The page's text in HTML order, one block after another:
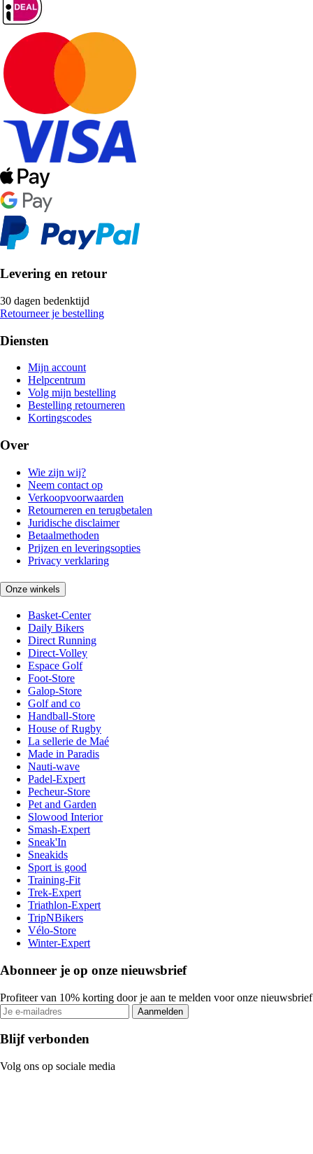
Levering en retour
30 dagen bedenktijd
Retourneer je bestelling
Diensten
Mijn account
Helpcentrum
Volg mijn bestelling
Bestelling retourneren
Kortingscodes
Over
Wie zijn wij?
Neem contact op
Verkoopvoorwaarden
Retourneren en terugbetalen
Juridische disclaimer
Betaalmethoden
Prijzen en leveringsopties
Privacy verklaring
Onze winkels
Basket-Center
Daily Bikers
Direct Running
Direct-Volley
Espace Golf
Foot-Store
Galop-Store
Golf and co
Handball-Store
House of Rugby
La sellerie de Maé
Made in Paradis
Nauti-wave
Padel-Expert
Pecheur-Store
Pet and Garden
Slowood Interior
Smash-Expert
Sneak'In
Sneakids
Sport is good
Training-Fit
Trek-Expert
Triathlon-Expert
TripNBikers
Vélo-Store
Winter-Expert
Abonneer je op onze nieuwsbrief
Profiteer van 10% korting door je aan te melden voor onze nieuwsbrief
Aanmelden
Blijf verbonden
Volg ons op sociale media